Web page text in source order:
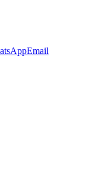
Email